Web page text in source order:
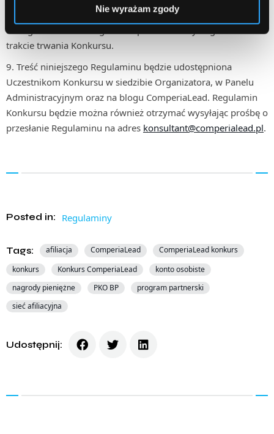
Nie wyrażam zgody
podany podczas rejestracji do Programu Partnerskiego.
trakcie trwania Konkursu.
Treść niniejszego Regulaminu będzie udostępniona
Uczestnikom Konkursu w siedzibie Organizatora, w Panelu
Administracyjnym oraz na blogu ComperiaLead. Regulamin
Konkursu będzie można również otrzymać wysyłając prośbę o
przesłanie Regulaminu na adres konsultant@comperialead.pl.
Posted in: Regulaminy
Tags: afiliacja ComperiaLead
ComperiaLead konkurs
konkurs
Konkurs ComperiaLead
konto osobiste
nagrody pieniężne
PKO BP
program partnerski
sieć afiliacyjna
Udostępnij: